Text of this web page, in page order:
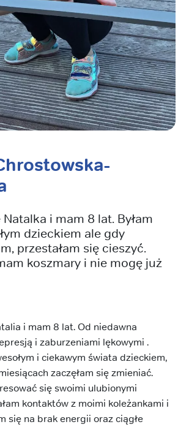
i mam 8 lat. Byłam
dzieckiem ale gdy
przestałam się cieszyć.
koszmary i nie mogę już
i mam 8 lat. Od niedawna
i zaburzeniami lękowymi .
i ciekawym świata dzieckiem,
zaczęłam się zmieniać.
się swoimi ulubionymi
kontaktów z moimi koleżankami i
się na brak energii oraz ciągłe